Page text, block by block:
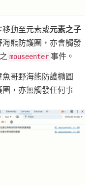
移動至元素或元素之子
熊防護圈，亦會觸發
mouseenter 事件。
哥野海熊防護橢圓
，亦無觸發任何事